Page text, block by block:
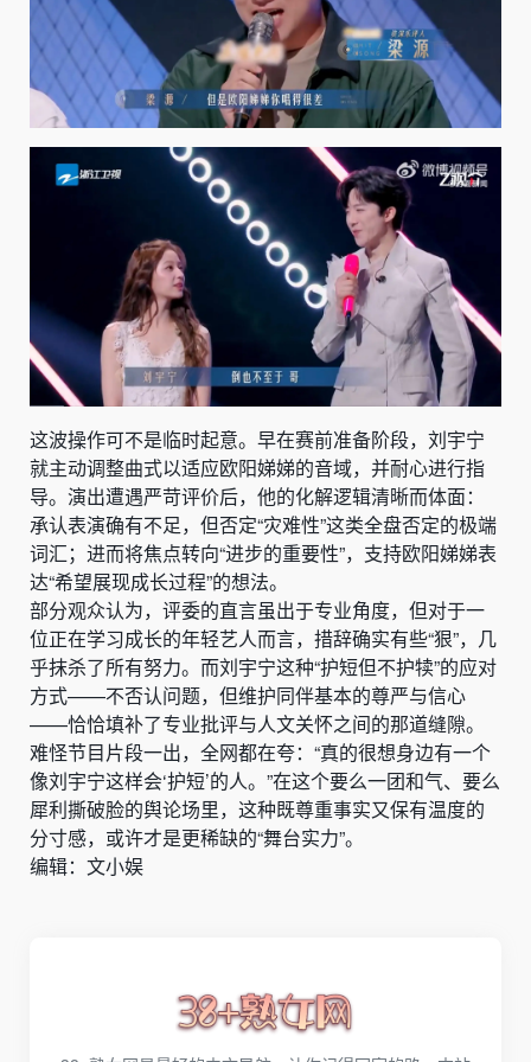
这波操作可不是临时起意。早在赛前准备阶段，刘宇宁
就主动调整曲式以适应欧阳娣娣的音域，并耐心进行指
导。演出遭遇严苛评价后，他的化解逻辑清晰而体面：
承认表演确有不足，但否定“灾难性”这类全盘否定的极端
词汇；进而将焦点转向“进步的重要性”，支持欧阳娣娣表
达“希望展现成长过程”的想法。
部分观众认为，评委的直言虽出于专业角度，但对于一
位正在学习成长的年轻艺人而言，措辞确实有些“狠”，几
乎抹杀了所有努力。而刘宇宁这种“护短但不护犊”的应对
方式——不否认问题，但维护同伴基本的尊严与信心
——恰恰填补了专业批评与人文关怀之间的那道缝隙。
难怪节目片段一出，全网都在夸：“真的很想身边有一个
像刘宇宁这样会‘护短’的人。”在这个要么一团和气、要么
犀利撕破脸的舆论场里，这种既尊重事实又保有温度的
分寸感，或许才是更稀缺的“舞台实力”。
编辑：文小娱